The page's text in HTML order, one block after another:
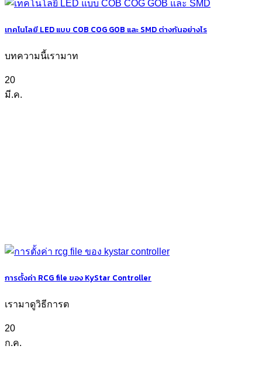
เทคโนโลยี LED แบบ COB COG GOB และ SMD ต่างกันอย่างไร
บทความนี้เรามาท
20
มี.ค.
การตั้งค่า RCG file ของ KyStar Controller
เรามาดูวิธีการต
20
ก.ค.